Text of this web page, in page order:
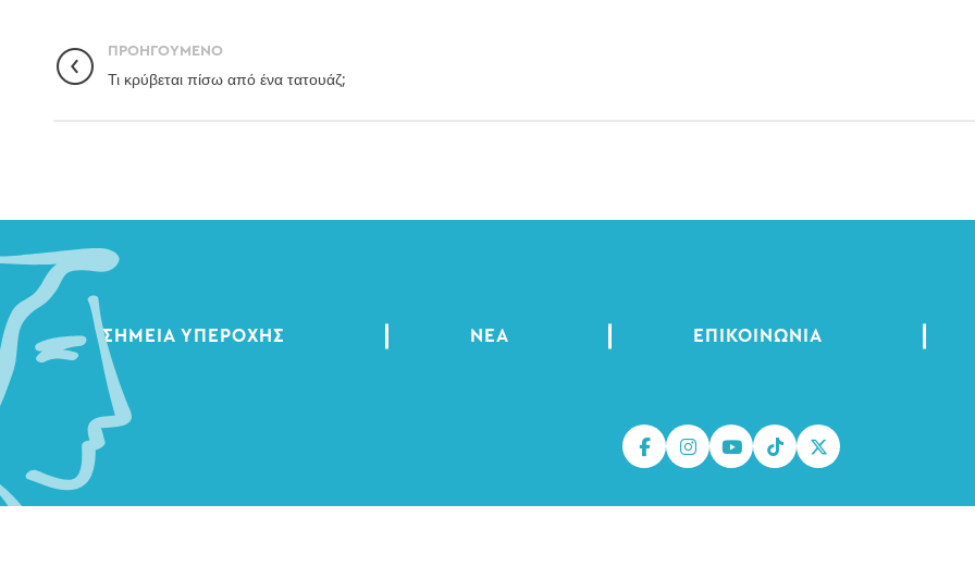
ΠΡΟΗΓΟΎΜΕΝΟ
Τι κρύβεται πίσω από ένα τατουάζ;
ΣΗΜΕΊΑ ΥΠΕΡΟΧΉΣ ΝΈΑ ΕΠΙΚΟΙΝΩΝΊΑ